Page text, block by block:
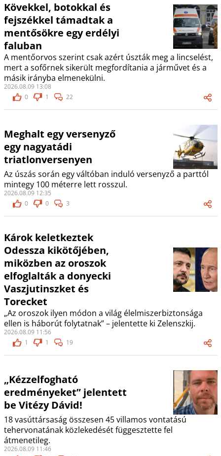
Kövekkel, botokkal és
fejszékkel támadtak a
mentősökre egy erdélyi
faluban
A mentőorvos szerint csak azért úszták meg a lincselést,
mert a sofőrnek sikerült megfordítania a járművet és a
másik irányba elmenekülni.
2026.08.09 13:08
0
1 22
Meghalt egy versenyző
egy nagyatádi
triatlonversenyen
Az úszás során egy váltóban induló versenyző a parttól
mintegy 100 méterre lett rosszul.
2026.08.09 12:35
0
0 3
Károk keletkeztek
Odessza kikötőjében,
miközben az oroszok
elfoglalták a donyecki
Vaszjutinszket és
Torecket
„Az oroszok ilyen módon a világ élelmiszerbiztonsága
ellen is háborút folytatnak” – jelentette ki Zelenszkij.
2026.08.09 11:56
1
1 19
„Kézzelfogható
eredményeket” jelentett
be Vitézy Dávid!
18 vasúttársaság összesen 45 villamos vontatású
tehervonatának közlekedését függesztette fel
átmenetileg.
2026.08.09 11:46